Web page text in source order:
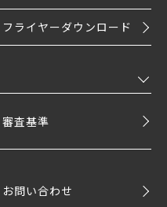
フライヤーダウンロード
審査基準
お問い合わせ